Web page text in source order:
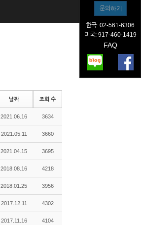
날짜 조회 수
2021.06.16 3634
2021.05.11 3660
2021.04.15 3695
2018.08.16 4218
2018.01.25 3956
2017.12.11 4302
2017.11.16 4104
한국: 02-561-6306
미국: 917-460-1419
FAQ